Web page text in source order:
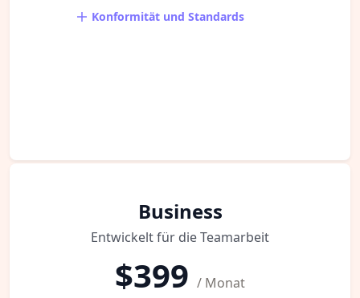
Konformität und Standards
Business
Entwickelt für die Teamarbeit
$399 / Monat